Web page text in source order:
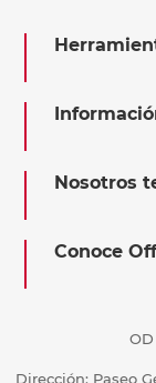
Nosotros
Conoce
OD
Dirección: Paseo